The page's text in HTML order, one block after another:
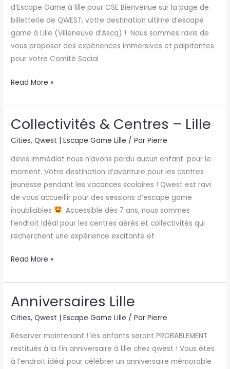
d’Escape Game à lille pour CSE Bienvenue sur la page de
billetterie de QWEST, votre destination ultime d’escape
game à Lille (Villeneuve d’Ascq) ! Nous sommes ravis de
vous proposer des expériences immersives et palpitantes
pour votre Comité Social
Read More »
Collectivités & Centres – Lille
Cities,Qwest | Escape Game Lille / ParPierre
devis immédiat nous n’avons perdu aucun enfant. pour le
moment. Votre destination d’aventure pour les centres
jeunesse pendant les vacances scolaires ! Qwest est ravi
de vous accueillir pour des sessions d’escape game
inoubliables
. Accessible dès 7 ans, nous sommes
l’endroit idéal pour les centres aérés et collectivités qui
recherchent une expérience excitante et
Collectivités
–
Lille
Read More »
Anniversaires Lille
Cities,Qwest | Escape Game Lille / ParPierre
Réserver maintenant ! les enfants seront PROBABLEMENT
restitués à la fin anniversaire à lille chez qwest ! Vous êtes
à l’endroit idéal pour célébrer un anniversaire mémorable
Anniversaires